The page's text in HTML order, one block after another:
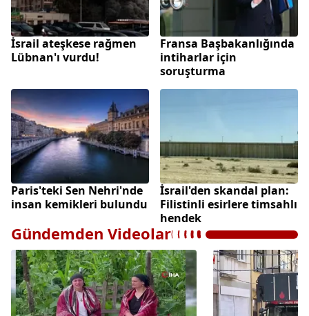
İsrail ateşkese rağmen
Lübnan'ı vurdu!
Fransa Başbakanlığında
intiharlar için
soruşturma
Paris'teki Sen Nehri'nde
insan kemikleri bulundu
İsrail'den skandal plan:
Filistinli esirlere timsahlı
hendek
Gündemden Videolar